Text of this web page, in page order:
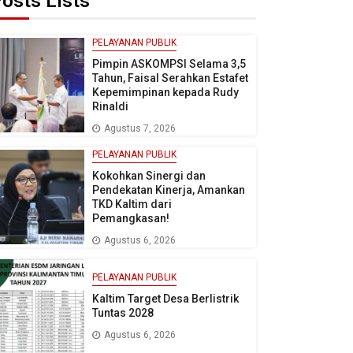
PELAYANAN PUBLIK
Pimpin ASKOMPSI Selama 3,5
Tahun, Faisal Serahkan Estafet
Kepemimpinan kepada Rudy
Rinaldi
Agustus 7, 2026
PELAYANAN PUBLIK
Kokohkan Sinergi dan
Pendekatan Kinerja, Amankan
TKD Kaltim dari
Pemangkasan!
Agustus 6, 2026
PELAYANAN PUBLIK
Kaltim Target Desa Berlistrik
Tuntas 2028
Agustus 6, 2026